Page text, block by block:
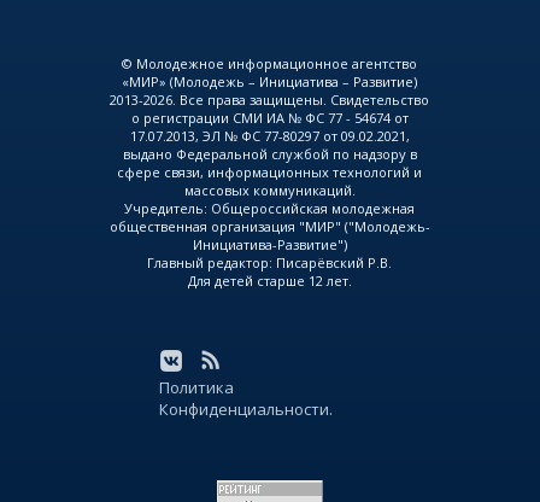
© Молодежное информационное агентство
«МИР» (Молодежь – Инициатива – Развитие)
2013-2026. Все права защищены. Свидетельство
о регистрации СМИ ИА № ФС 77 - 54674 от
17.07.2013, ЭЛ № ФС 77-80297 от 09.02.2021,
выдано Федеральной службой по надзору в
сфере связи, информационных технологий и
массовых коммуникаций.
Учредитель: Общероссийская молодежная
общественная организация "МИР" ("Молодежь-
Инициатива-Развитие")
Главный редактор: Писарёвский Р.В.
Для детей старше 12 лет.
Политика
Конфиденциальности.